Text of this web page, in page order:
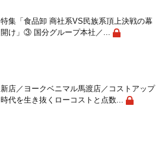
特集「食品卸 商社系VS民族系頂上決戦の幕
開け」③ 国分グループ本社／...
新店／ヨークベニマル馬渡店／コストアップ
時代を生き抜くローコストと点数...